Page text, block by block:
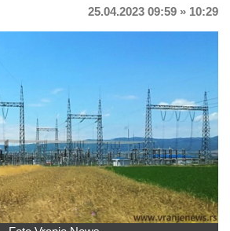
25.04.2023 09:59 » 10:29